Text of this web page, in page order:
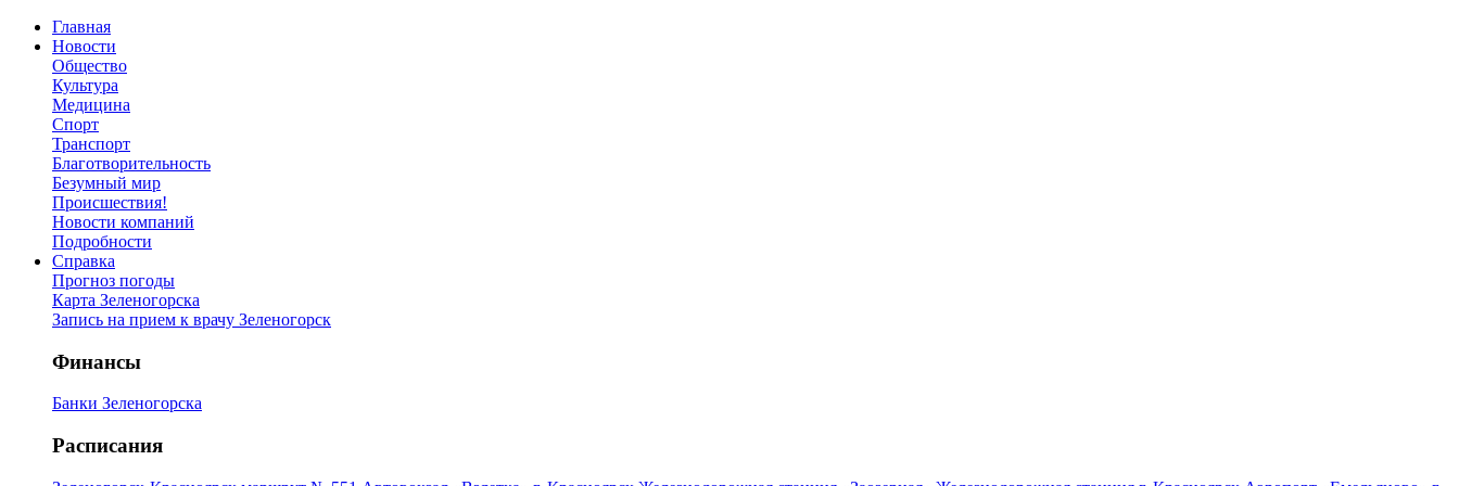
Главная
Новости
Общество
Культура
Медицина
Спорт
Транспорт
Благотворительность
Безумный мир
Происшествия!
Новости компаний
Подробности
Справка
Прогноз погоды
Карта Зеленогорска
Запись на прием к врачу Зеленогорск
Финансы
Банки Зеленогорска
Расписания